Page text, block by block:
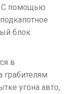
C помощью
блок
в
грабителям
угона авто,